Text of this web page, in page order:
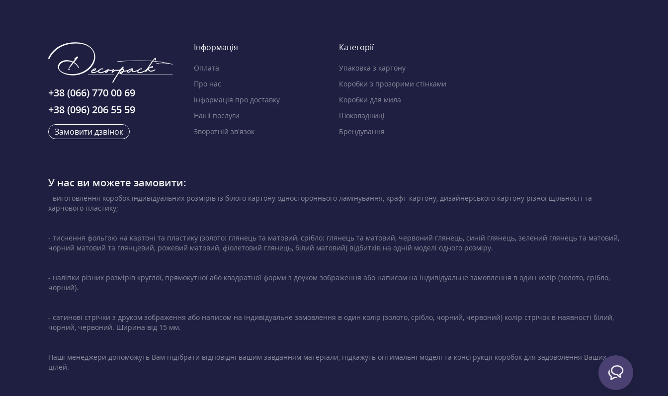
+38 (066) 770 00 69
+38 (096) 206 55 59
Замовити дзвінок
Інформація
Оплата
Про нас
інформація про доставку
Наші послуги
Зворотній зв’язок
Категорії
Упаковка з картону
Коробки з прозорими стінками
Коробки для мила
Шоколадниці
Брендування
У нас ви можете замовити:
- виготовлення коробок індивідуальних розмірів із білого картону одностороннього ламінування, крафт-картону, дизайнерського картону різної щільності та
харчового пластику;
- тиснення фольгою на картоні та пластику (золото: глянець та матовий, срібло: глянець та матовий, червоний глянець, синій глянець, зелений глянець та матовий,
чорний матовий та глянцевий, рожевий матовий, фіолетовий глянець, білий матовий) відбитків на одній моделі одного розміру.
- наліпки різних розмірів круглої, прямокутної або квадратної форми з доуком зображення або написом на індивідуальне замовлення в один колір (золото, срібло,
чорний).
- сатинові стрічки з друком зображення або написом на індивідуальне замовлення в один колір (золото, срібло, чорний, червоний) колір стрічок в наявності білий,
чорний, червоний. Ширина від 15 мм.
Наші менеджери допоможуть Вам підібрати відповідні вашим завданням матеріали, підкажуть оптимальні моделі та конструкції коробок для задоволення Ваших
цілей.